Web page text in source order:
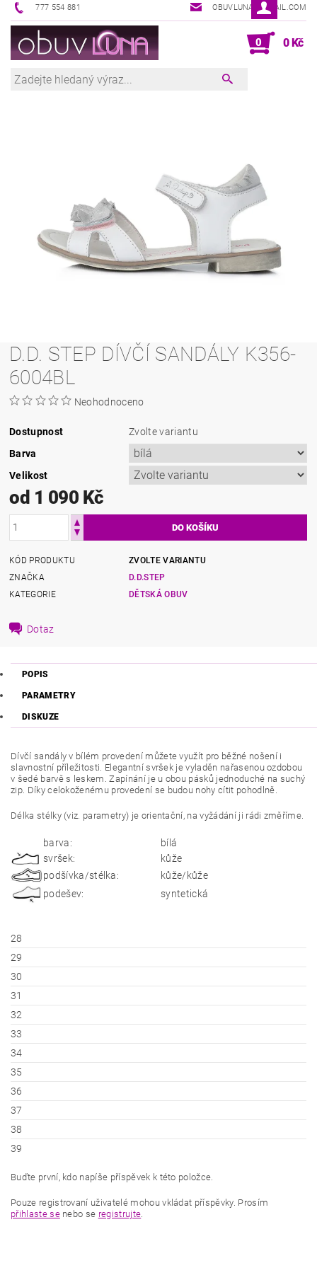
777 554 881 OBUVLUNA@GMAIL.COM
0 0 Kč
D.D. STEP DÍVČÍ SANDÁLY K356-
6004BL
Neohodnoceno
Dostupnost
Zvolte variantu
Barva
Velikost
od 1 090 Kč
KÓD PRODUKTU
ZVOLTE VARIANTU
ZNAČKA
D.D.STEP
KATEGORIE
DĚTSKÁ OBUV
Dotaz
POPIS
PARAMETRY
DISKUZE
Dívčí sandály v bílém provedení můžete využít pro běžné nošení i
slavnostní příležitosti. Elegantní svršek je vyladěn nařasenou ozdobou
v šedé barvě s leskem. Zapínání je u obou pásků jednoduché na suchý
zip. Díky celokoženému provedení se budou nohy cítit pohodlně.
Délka stélky (viz. parametry) je orientační, na vyžádání ji rádi změříme.
barva:
bílá
svršek:
kůže
podšívka/stélka:
kůže/kůže
podešev:
syntetická
28
29
30
31
32
33
34
35
36
37
38
39
Buďte první, kdo napíše příspěvek k této položce.
Pouze registrovaní uživatelé mohou vkládat příspěvky. Prosím
přihlaste senebo se registrujte.